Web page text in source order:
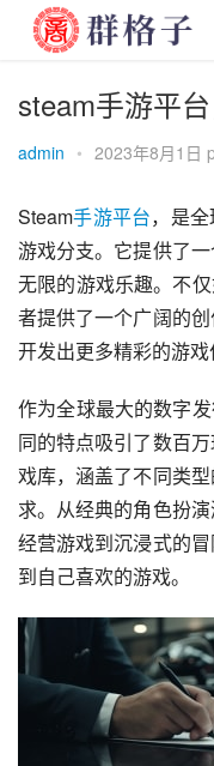
steam手游平
admin • 2023年8月1日
Steam手游平台，是
游戏分支。它提供了
无限的游戏乐趣。不
者提供了一个广阔的
开发出更多精彩的游戏
作为全球最大的数字
同的特点吸引了数百
戏库，涵盖了不同类
求。从经典的角色扮
经营游戏到沉浸式的
到自己喜欢的游戏。